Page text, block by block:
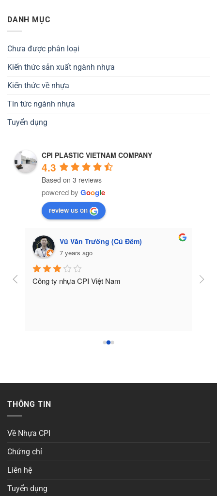
DANH MỤC
Chưa được phân loại
Kiến thức sản xuất ngành nhựa
Kiến thức về nhựa
Tin tức ngành nhựa
Tuyển dụng
CPI PLASTIC VIETNAM COMPANY
4.3
Based on 3 reviews
powered by Google
review us on
Vũ Văn Trường (Cú Đêm)
7 years ago
Công ty nhựa CPI Việt Nam Tốt
THÔNG TIN
Về Nhựa CPI
Chứng chỉ
Liên hệ
Tuyển dụng